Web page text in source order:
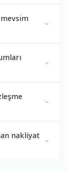
nakliyat